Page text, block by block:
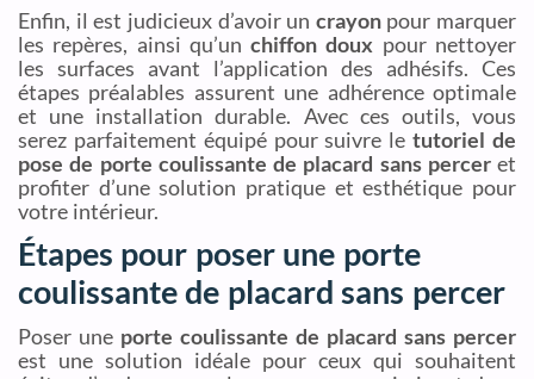
Enfin, il est judicieux d’avoir un crayonpour marquer
les repères, ainsi qu’unchiffon doux pour nettoyer
les surfaces avant l’application des adhésifs. Ces
étapes préalables assurent une adhérence optimale
et une installation durable. Avec ces outils, vous
serez parfaitement équipé pour suivre letutoriel de
pose de porte coulissante de placard sans perceret
profiter d’une solution pratique et esthétique pour
votre intérieur.
Étapes pour poser une porte
coulissante de placard sans percer
Poser une porte coulissante de placard sans percer
est une solution idéale pour ceux qui souhaitent